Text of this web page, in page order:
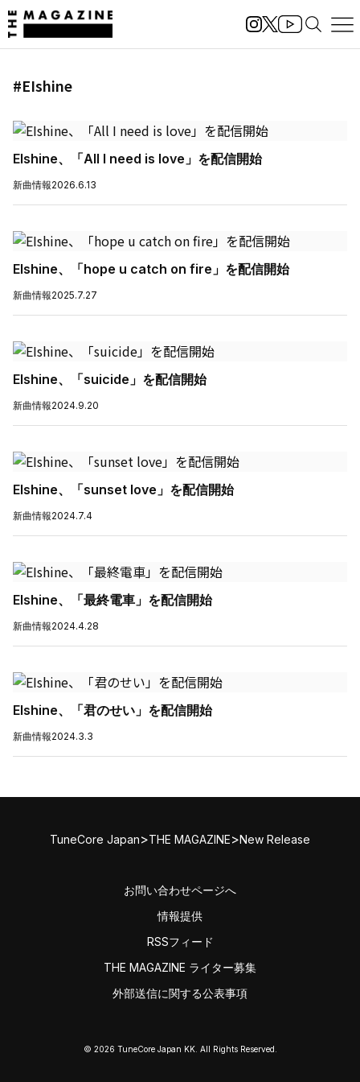
#EIshine
EIshine、「All I need is love」を配信開始
新曲情報2026.6.13
EIshine、「hope u catch on fire」を配信開始
新曲情報2025.7.27
EIshine、「suicide」を配信開始
新曲情報2024.9.20
EIshine、「sunset love」を配信開始
新曲情報2024.7.4
EIshine、「最終電車」を配信開始
新曲情報2024.4.28
EIshine、「君のせい」を配信開始
新曲情報2024.3.3
TuneCore Japan>THE MAGAZINE>New Release
お問い合わせページへ
情報提供
RSSフィード
THE MAGAZINE ライター募集
外部送信に関する公表事項
© 2026 TuneCore Japan KK. All Rights Reserved.